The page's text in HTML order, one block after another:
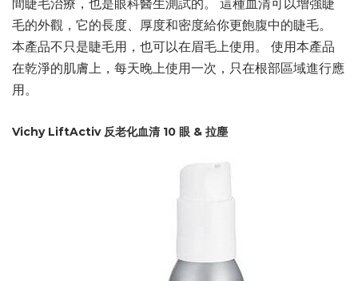
間睫毛治療，也是眼科醫生測試的。 這種血清可以增強睫
毛的外觀，它的長度、厚度和密度給你更飽腹中的睫毛。
本產品不只是睫毛用，也可以在眉毛上使用。 使用本產品
在乾淨的肌膚上，每天晚上使用一次，只在根部區域進行應
用。
Vichy LiftActiv 反老化血清 10 眼 & 拉塵